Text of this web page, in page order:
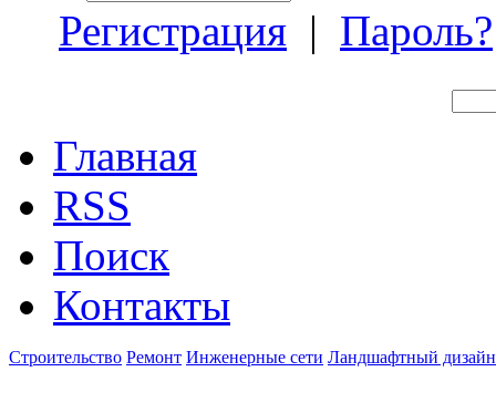
Регистрация | Пароль?
Главная
RSS
Поиск
Контакты
Строительство Ремонт Инженерные сети Ландшафтный дизайн